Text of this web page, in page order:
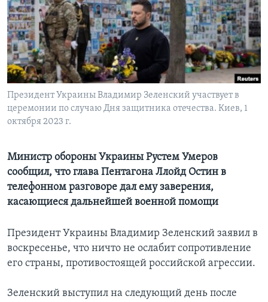
Learning English
СОЦИАЛЬНЫЕ СЕТИ
Языки
Президент Украины Владимир Зеленский участвует в
церемонии по случаю Дня защитника отечества. Киев, 1
октября 2023 г.
Министр обороны Украины Рустем Умеров
сообщил, что глава Пентагона Ллойд Остин в
телефонном разговоре дал ему заверения,
касающиеся дальнейшей военной помощи
Президент Украины Владимир Зеленский заявил в
воскресенье, что ничто не ослабит сопротивление
его страны, противостоящей российской агрессии.
Зеленский выступил на следующий день после